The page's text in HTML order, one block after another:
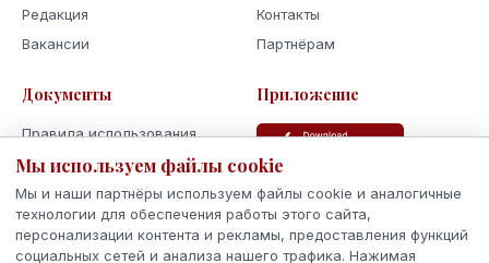
Редакция
Вакансии
Контакты
Партнёрам
Документы
Правила использования
Политика
Использование cookie
Кодекс поведения и этики
Приложение
Мы используем файлы cookie
Мы и наши партнёры используем файлы cookie и аналогичные
технологии для обеспечения работы этого сайта,
персонализации контента и рекламы, предоставления функций
социальных сетей и анализа нашего трафика. Нажимая